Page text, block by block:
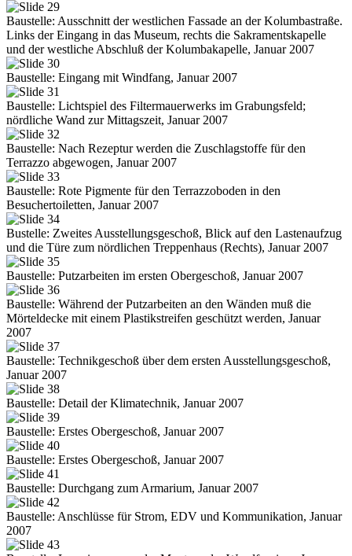
Baustelle: Ausschnitt der westlichen Fassade an der Kolumbastraße.
Links der Eingang in das Museum, rechts die Sakramentskapelle
und der westliche Abschluß der Kolumbakapelle, Januar 2007
Baustelle: Eingang mit Windfang, Januar 2007
Baustelle: Lichtspiel des Filtermauerwerks im Grabungsfeld;
nördliche Wand zur Mittagszeit, Januar 2007
Baustelle: Nach Rezeptur werden die Zuschlagstoffe für den
Terrazzo abgewogen, Januar 2007
Baustelle: Rote Pigmente für den Terrazzoboden in den
Besuchertoiletten, Januar 2007
Bustelle: Zweites Ausstellungsgeschoß, Blick auf den Lastenaufzug
und die Türe zum nördlichen Treppenhaus (Rechts), Januar 2007
Baustelle: Putzarbeiten im ersten Obergeschoß, Januar 2007
Baustelle: Während der Putzarbeiten an den Wänden muß die
Mörteldecke mit einem Plastikstreifen geschützt werden, Januar
2007
Baustelle: Technikgeschoß über dem ersten Ausstellungsgeschoß,
Januar 2007
Baustelle: Detail der Klimatechnik, Januar 2007
Baustelle: Erstes Obergeschoß, Januar 2007
Baustelle: Erstes Obergeschoß, Januar 2007
Baustelle: Durchgang zum Armarium, Januar 2007
Baustelle: Anschlüsse für Strom, EDV und Kommunikation, Januar
2007